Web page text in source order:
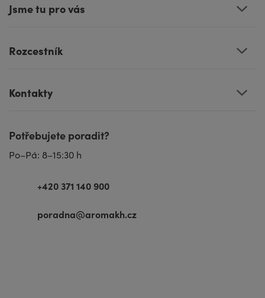
Jsme tu pro vás
Rozcestník
Kontakty
Potřebujete poradit?
Po–Pá: 8–15:30 h
+420 371 140 900
poradna@aromakh.cz